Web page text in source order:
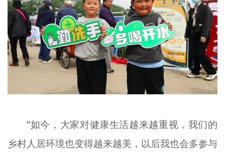
“如今，大家对健康生活越来越重视，我们的
乡村人居环境也变得越来越美，以后我也会多参与